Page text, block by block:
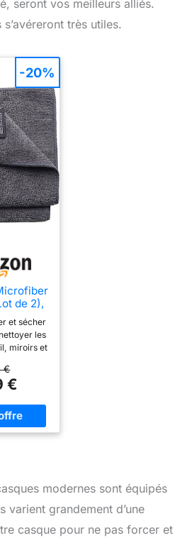
seront vos meilleurs alliés.
très utiles.
de 2),
30 x 30
et sécher
les
miroirs et
Lavable
60° C La
eau
€
€
-20%
modernes sont équipés
grandement d’une
casque pour ne pas forcer et